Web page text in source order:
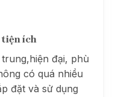
tiện ích
đại, phù
có quá nhiều
đặt và sử dụng